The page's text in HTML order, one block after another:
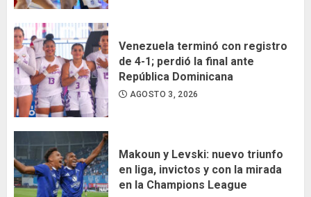
Venezuela terminó con registro
de 4-1; perdió la final ante
República Dominicana
AGOSTO 3, 2026
Makoun y Levski: nuevo triunfo
en liga, invictos y con la mirada
en la Champions League